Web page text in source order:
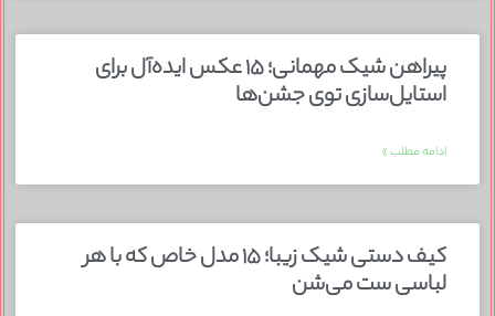
پیراهن شیک مهمانی؛ ۱۵ عکس ایده‌آل برای
استایل‌سازی توی جشن‌ها
ادامه مطلب »
کیف دستی شیک زیبا؛ ۱۵ مدل خاص که با هر
لباسی ست می‌شن